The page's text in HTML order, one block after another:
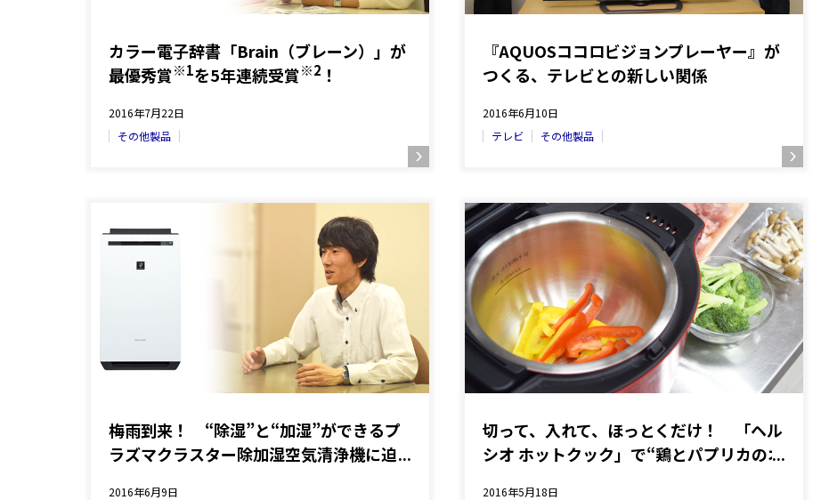
カラー電子辞書「Brain（ブレーン）」が
最優秀賞※1を5年連続受賞※2 ！
2016年7月22日
その他製品
『AQUOSココロビジョンプレーヤー』が
つくる、テレビとの新しい関係
2016年6月10日
テレビ
その他製品
梅雨到来！ “除湿”と“加湿”ができるプ
ラズマクラスター除加湿空気清浄機に迫
2016年6月9日
切って、入れて、ほっとくだけ！ 「ヘル
シオ ホットクック」で“鶏とパプリカのオ
2016年5月18日